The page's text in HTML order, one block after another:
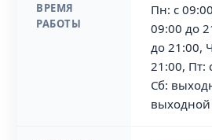
ВРЕМЯ
РАБОТЫ
Пн: с
09:00 до
до 21:00,
21:00, Пт:
Сб:
выходной